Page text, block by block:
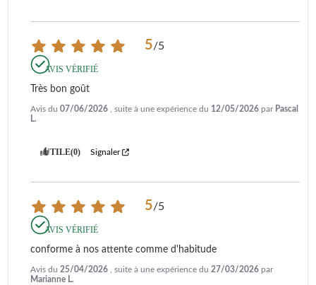
5/5
AVIS VÉRIFIÉ
Très bon goût
Avis du 07/06/2026 , suite à une expérience du 12/05/2026 par Pascal
L.
UTILE(0) Signaler
5/5
AVIS VÉRIFIÉ
conforme à nos attente comme d'habitude
Avis du 25/04/2026 , suite à une expérience du 27/03/2026 par
Marianne L.